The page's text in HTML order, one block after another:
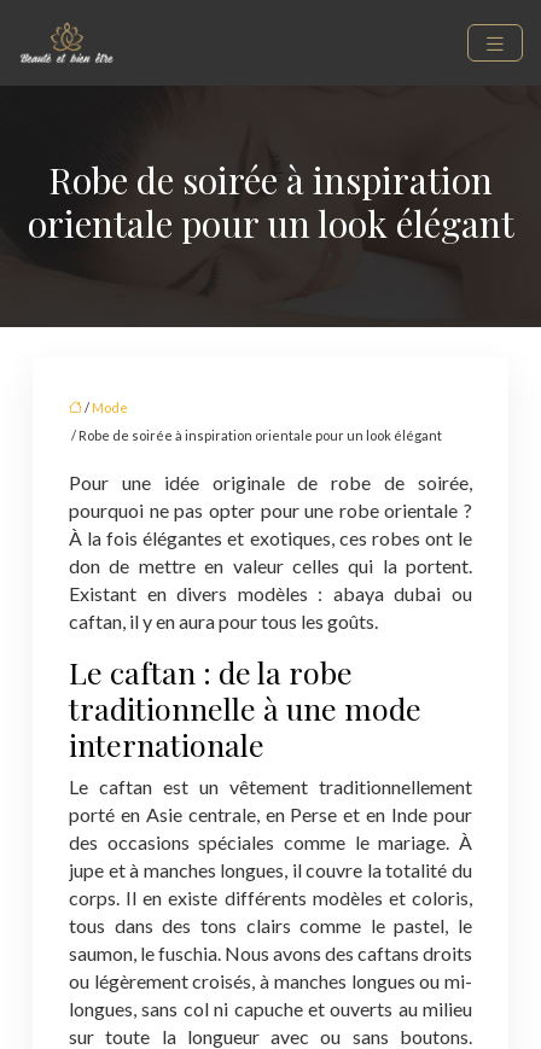
Robe de soirée à inspiration
orientale pour un look élégant
/ Mode
/ Robe de soirée à inspiration orientale pour un look élégant
Pour une idée originale de robe de soirée,
pourquoi ne pas opter pour une robe orientale ?
À la fois élégantes et exotiques, ces robes ont le
don de mettre en valeur celles qui la portent.
Existant en divers modèles : abaya dubai ou
caftan, il y en aura pour tous les goûts.
Le caftan : de la robe
traditionnelle à une mode
internationale
Le caftan est un vêtement traditionnellement
porté en Asie centrale, en Perse et en Inde pour
des occasions spéciales comme le mariage. À
jupe et à manches longues, il couvre la totalité du
corps. Il en existe différents modèles et coloris,
tous dans des tons clairs comme le pastel, le
saumon, le fuschia. Nous avons des caftans droits
ou légèrement croisés, à manches longues ou mi-
longues, sans col ni capuche et ouverts au milieu
sur toute la longueur avec ou sans boutons.